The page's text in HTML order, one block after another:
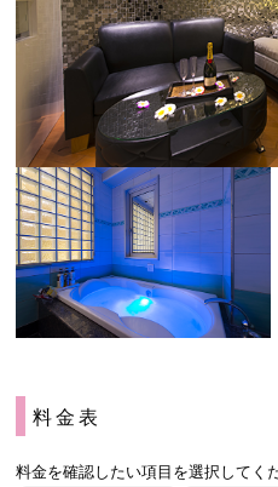
料金表
料金を確認したい項目を選択してく